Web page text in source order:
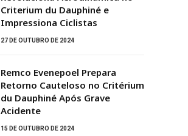
Criterium du Dauphiné e
Impressiona Ciclistas
27 DE OUTUBRO DE 2024
Remco Evenepoel Prepara
Retorno Cauteloso no Critérium
du Dauphiné Após Grave
Acidente
15 DE OUTUBRO DE 2024